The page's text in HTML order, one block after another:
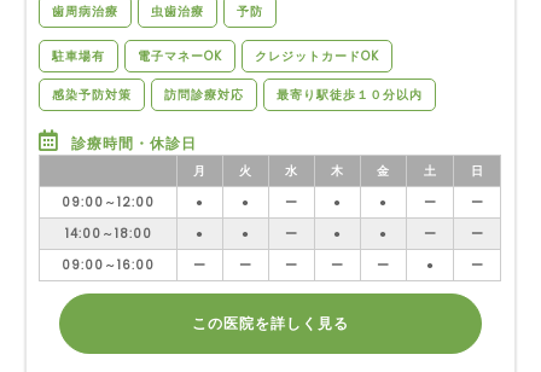
歯周病治療 虫歯治療 予防
駐車場有 電子マネーOK クレジットカードOK
感染予防対策 訪問診療対応 最寄り駅徒歩１０分以内
診療時間・休診日
月 火 水 木 金 土
日
09:00～12:00
● ● ー ● ● ー
ー
14:00～18:00
● ● ー ● ● ー
ー
09:00～16:00
ー ー ー ー ー ● ー
この医院を詳しく見る